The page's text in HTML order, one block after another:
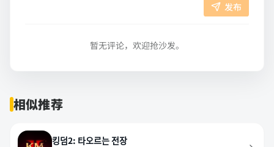
发布
暂无评论，欢迎抢沙发。
相似推荐
킹덤2: 타오르는 전장